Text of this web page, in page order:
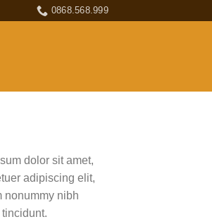
0868.568.999
dolor sit amet,
adipiscing elit,
nonummy nibh